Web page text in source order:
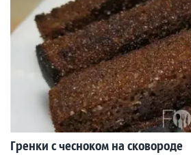
Гренки с чесноком на сковороде